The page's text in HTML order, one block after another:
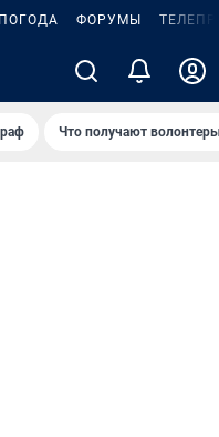
ПОГОДА ФОРУМЫ
Что получают